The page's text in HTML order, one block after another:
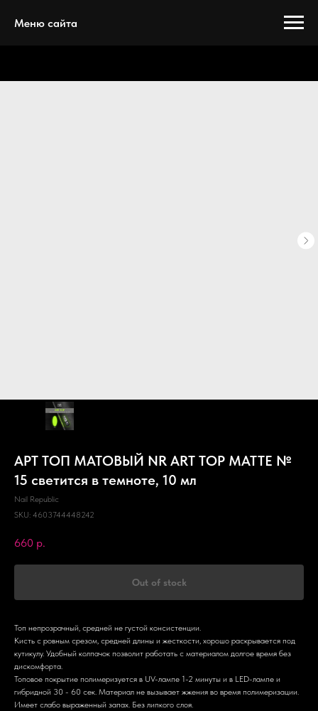
Меню сайта
АРТ ТОП МАТОВЫЙ NR ART TOP MATTE №
15 светится в темноте, 10 мл
Nail Republic
SKU: 4603744448242
660 р.
Out of stock
Топ непрозрачный, средней не густой консистенции.
Кисть с ровным срезом, средней длины и жесткости, хорошо раскрывается под
кутикулу. Удобный колпачок позволит работать с материалом долгое время без
дискомфорта.
Топовое покрытие полимеризуется в UV-лампе 1-2 минуты и в LED-лампе и
гибридной 30 - 60 сек. Материал не вызывает жжения во время полимеризации.
Имеет слабо выраженный запах. Без липкого слоя.